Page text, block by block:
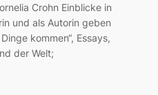
Crohn Einblicke in
und als Autorin geben
kommen“, Essays,
der Welt;